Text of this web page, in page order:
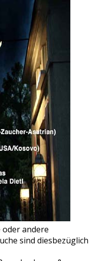
oder andere
sind diesbezüglich